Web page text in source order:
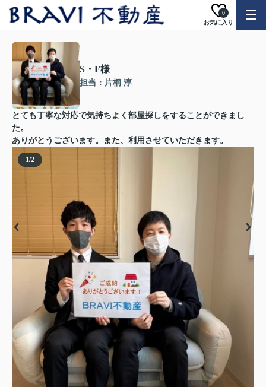
お気に入り
0
S・F様
担当：片桐 淳
とても丁寧な対応で気持ちよく部屋探しをすることができまし
た。
ありがとうございます。また、利用させていただきます。
1/2